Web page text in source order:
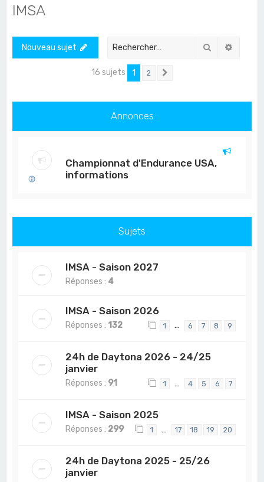
e
IMSA
Nouveau sujet Rechercher
16 sujets 1 2
Annonces
Championnat d'Endurance USA,
informations
Sujets
IMSA - Saison 2027
Réponses : 4
IMSA - Saison 2026
Réponses : 132 1 … 6 7 8 9
24h de Daytona 2026 - 24/25
janvier
Réponses : 91 1 … 4 5 6 7
IMSA - Saison 2025
Réponses : 299 1 … 17 18 19 20
24h de Daytona 2025 - 25/26
janvier